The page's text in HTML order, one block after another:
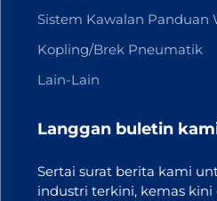
Sistem Kawalan Panduan
Kopling/Brek Pneumatik
Lain-Lain
Langgan buletin
Sertai surat berita kami
industri terkini, kemas